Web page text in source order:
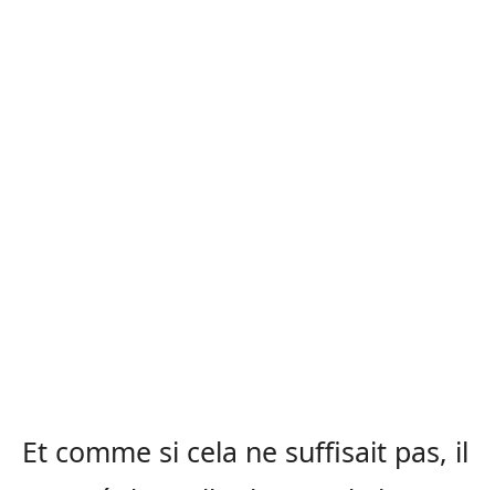
Et comme si cela ne suffisait pas, il